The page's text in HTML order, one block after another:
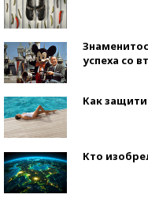
успеха со
Как
Кто